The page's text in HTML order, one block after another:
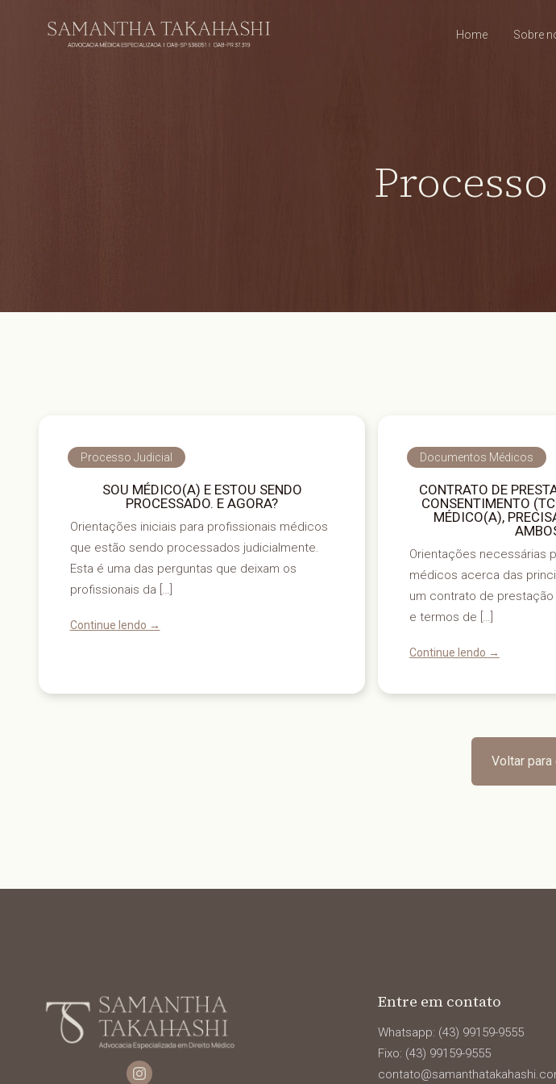
Home Sobre
Processo Judicial
SOU MÉDICO(A) E ESTOU SENDO
PROCESSADO. E AGORA?
Orientações iniciais para profissionais médicos
que estão sendo processados judicialmente.
Esta é uma das perguntas que deixam os
profissionais da […]
Continue lendo →
Documentos Médicos
CONTRATO DE
CONSENTIMENTO
MÉDICO(A),
Orientações necessárias
médicos acerca das
um contrato de
e termos de […]
Continue lendo →
Voltar para
Entre em contato
Whatsapp: (43) 99159-9555
Fixo: (43) 99159-9555